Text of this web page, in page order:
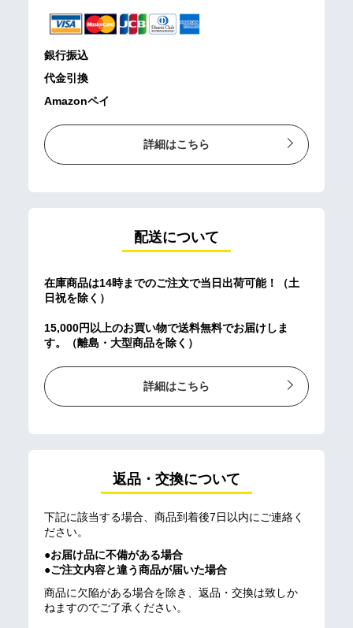
銀行振込
代金引換
Amazonペイ
詳細はこちら
配送について
在庫商品は14時までのご注文で当日出荷可能！（土
日祝を除く）
15,000円以上のお買い物で送料無料でお届けしま
す。（離島・大型商品を除く）
詳細はこちら
返品・交換について
下記に該当する場合、商品到着後7日以内にご連絡く
ださい。
●お届け品に不備がある場合
●ご注文内容と違う商品が届いた場合
商品に欠陥がある場合を除き、返品・交換は致しか
ねますのでご了承ください。